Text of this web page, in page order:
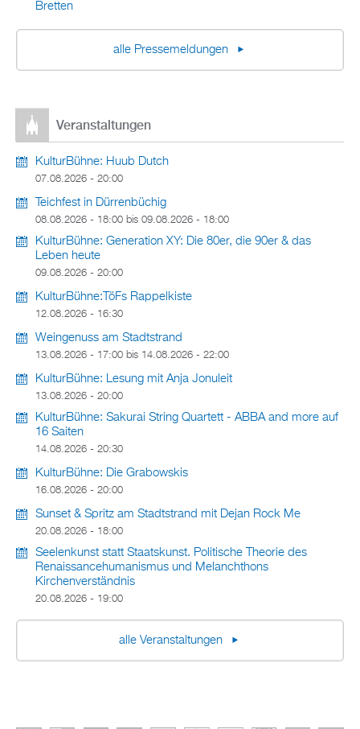
Bretten
alle Pressemeldungen
Veranstaltungen
KulturBühne: Huub Dutch
07.08.2026 - 20:00
Teichfest in Dürrenbüchig
08.08.2026 - 18:00 bis 09.08.2026 - 18:00
KulturBühne: Generation XY: Die 80er, die 90er & das
Leben heute
09.08.2026 - 20:00
KulturBühne:TöFs Rappelkiste
12.08.2026 - 16:30
Weingenuss am Stadtstrand
13.08.2026 - 17:00 bis 14.08.2026 - 22:00
KulturBühne: Lesung mit Anja Jonuleit
13.08.2026 - 20:00
KulturBühne: Sakurai String Quartett - ABBA and more auf
16 Saiten
14.08.2026 - 20:30
KulturBühne: Die Grabowskis
16.08.2026 - 20:00
Sunset & Spritz am Stadtstrand mit Dejan Rock Me
20.08.2026 - 18:00
Seelenkunst statt Staatskunst. Politische Theorie des
Renaissancehumanismus und Melanchthons
Kirchenverständnis
20.08.2026 - 19:00
alle Veranstaltungen